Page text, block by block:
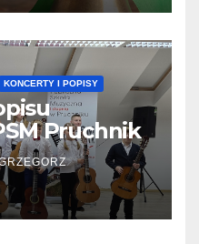
KONCERTY I POPISY
Pruchnik